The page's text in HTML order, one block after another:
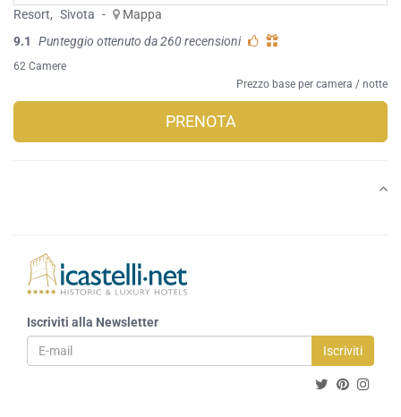
Resort, Sivota -
Mappa
9.1
Punteggio ottenuto da 260 recensioni
62 Camere
Prezzo base per camera / notte
PRENOTA
Iscriviti alla Newsletter
Iscriviti